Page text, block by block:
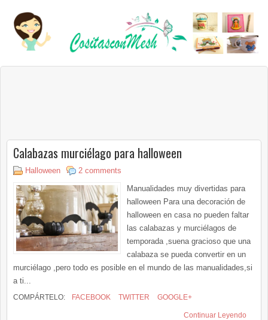
Calabazas murciélago para halloween
Halloween
2 comments
Manualidades muy divertidas para
halloween Para una decoración de
halloween en casa no pueden faltar
las calabazas y murciélagos de
temporada ,suena gracioso que una
calabaza se pueda convertir en un
murciélago ,pero todo es posible en el mundo de las manualidades,si
a ti...
COMPÁRTELO: FACEBOOK TWITTER GOOGLE+
Continuar Leyendo